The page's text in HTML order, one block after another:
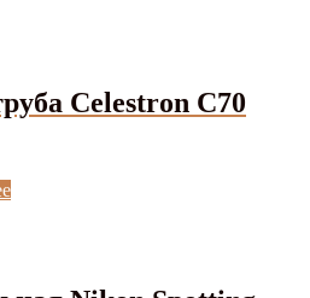
Celestron C70